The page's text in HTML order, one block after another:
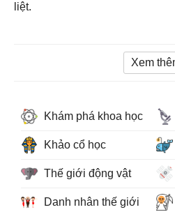
liệt.
Xem
Khám phá khoa học
Khảo cổ học
Thế giới động vật
Danh nhân thế giới